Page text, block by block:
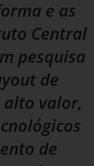
e as
Central
pesquisa
de
valor,
de